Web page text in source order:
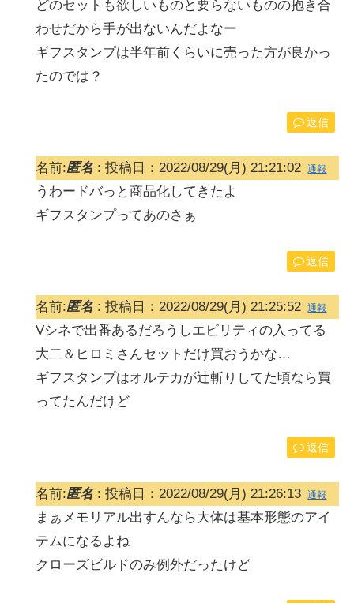
どのセットも欲しいものと要らないものの抱き合
わせだから手が出ないんだよなー
ギフスタンプは半年前くらいに売った方が良かっ
たのでは？
返信
名前:匿名: 投稿日：2022/08/29(月) 21:21:02 通報
うわードバっと商品化してきたよ
ギフスタンプってあのさぁ
返信
名前:匿名: 投稿日：2022/08/29(月) 21:25:52 通報
Vシネで出番あるだろうしエビリティの入ってる
大二＆ヒロミさんセットだけ買おうかな…
ギフスタンプはオルテカが辻斬りしてた頃なら買
ってたんだけど
返信
名前:匿名: 投稿日：2022/08/29(月) 21:26:13 通報
まぁメモリアル出すんなら大体は基本形態のアイ
テムになるよね
クローズビルドのみ例外だったけど